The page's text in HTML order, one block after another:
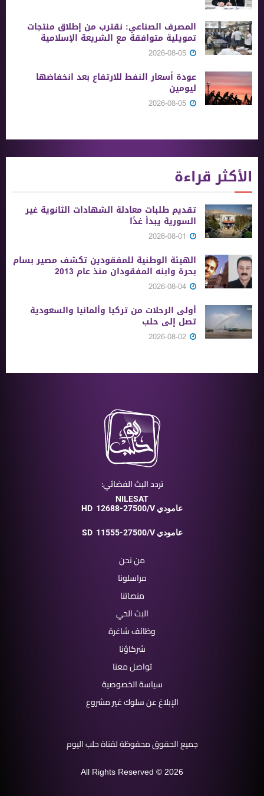
المصرف الصناعي: نقترب من إطلاق منتجات
تمويلية متوافقة مع الشريعة الإسلامية
عودة أسعار النفط للارتفاع بعد انخفاضها
ليومين
الأكثر قراءة
تقديم طلبات معادلة الشهادات الثانوية ‏غير
السورية يبدأ غدًا
الهيئة الوطنية للمفقودين تكشف مصير بسام
بحرة وابنه المفقودان منذ عام 2013
أولى الرحلات من ‏تركيا وألمانيا والسعودية
تصل إلى حلب
تردد البث الفضائي:
NILESAT
HD
12688-27500/V عامودي
SD 11555-27500/V عامودي
من نحن
مراسلونا
منصاتنا
البث الحي
وظائف شاغرة
شركاؤنا
تواصل معنا
سياسة الخصوصية
الإبلاغ عن سلوك غير مشروع
جميع الحقوق محفوظة لقناة حلب اليوم
All Rights Reserved © 2026